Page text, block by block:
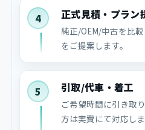
4 正式見積・プラン
純正/OEM/中古を比
をご提案します。
5 引取/代車・着工
ご希望時間に引き取
方は実費にて対応しま